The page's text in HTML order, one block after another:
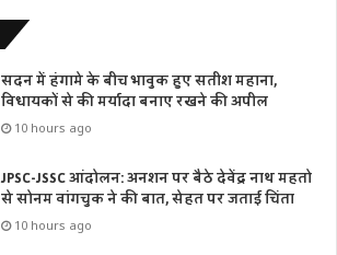
सदन में हंगामे के बीच भावुक हुए सतीश महाना,
विधायकों से की मर्यादा बनाए रखने की अपील
10 hours ago
JPSC-JSSC आंदोलन: अनशन पर बैठे देवेंद्र नाथ महतो
से सोनम वांगचुक ने की बात, सेहत पर जताई चिंता
10 hours ago